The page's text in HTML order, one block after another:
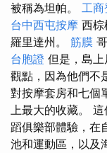
被稱為坦帕。 工商
台中西屯按摩 西棕
羅里達州。 筋膜
台胞證 但是，島
觀點，因為他們不
對按摩套房和七個
上最大的收藏。
蹈俱樂部體驗，在
池和運動區，以及